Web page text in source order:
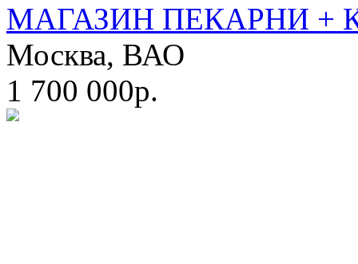
МАГАЗИН ПЕКАРНИ +
Москва, ВАО
1 700 000р.